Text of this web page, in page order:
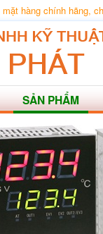
hàng chính hãng,
SẢN PHẨM